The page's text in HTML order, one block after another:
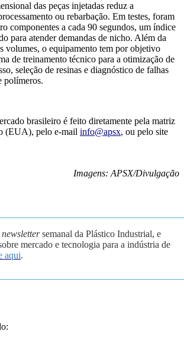
das peças injetadas reduz a
ou rebarbação. Em testes, foram
componentes a cada 90 segundos, um índice
para atender demandas de nicho. Além da
volumes, o equipamento tem por objetivo
de treinamento técnico para a otimização de
seleção de resinas e diagnóstico de falhas
polímeros.
brasileiro é feito diretamente pela matriz
(EUA), pelo e-mail info@apsx, ou pelo site
Imagens:APSX/Divulgação
newslettersemanal da Plástico Industrial, e
mercado e tecnologia para a indústria de
aqui.